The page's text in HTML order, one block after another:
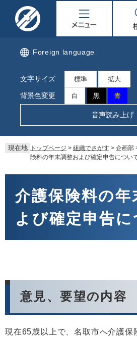
ー
ニ
ュ
ー
索
Foreign language
文字サイズ 標準 拡大
背景色変更 白 黒 青
音声読み上げ
現在地 トップページ > 組織でさがす > 企画部
険料の年末調整および確定申告につい
介護保険料の年
よび確定申告に
意見、要望の内容​
現在65歳以上で、名取市へ介護保